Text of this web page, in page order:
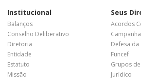
Institucional
Balanços
Conselho Deliberativo
Diretoria
Entidade
Estatuto
Missão
Seus
Acordos
Defesa da
Funcef
Grupos
Jurídico